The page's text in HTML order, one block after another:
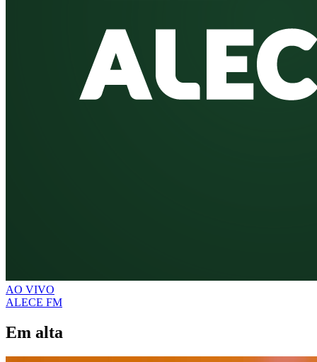
AO VIVO
ALECE FM
Em alta